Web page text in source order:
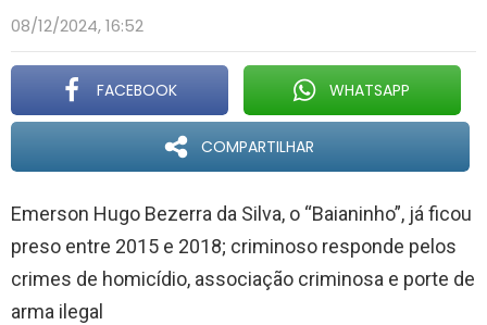
08/12/2024, 16:52
FACEBOOK WHATSAPP
COMPARTILHAR
Emerson Hugo Bezerra da Silva, o “Baianinho”, já ficou
preso entre 2015 e 2018; criminoso responde pelos
crimes de homicídio, associação criminosa e porte de
arma ilegal